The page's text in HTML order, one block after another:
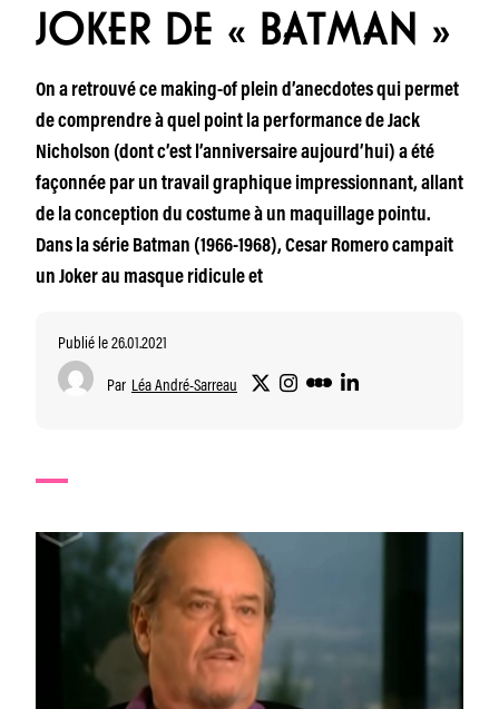
JOKER DE « BATMAN »
On a retrouvé ce making-of plein d’anecdotes qui permet
de comprendre à quel point la performance de Jack
Nicholson (dont c’est l’anniversaire aujourd’hui) a été
façonnée par un travail graphique impressionnant, allant
de la conception du costume à un maquillage pointu.
Dans la série Batman (1966-1968), Cesar Romero campait
un Joker au masque ridicule et
Publié le 26.01.2021
Par Léa André-Sarreau